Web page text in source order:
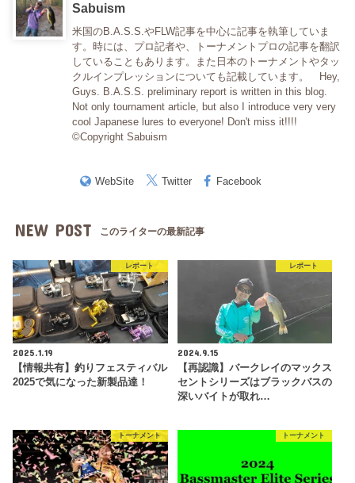
Sabuism
米国のB.A.S.S.やFLW記事を中心に記事を執筆していま
す。時には、プロ記者や、トーナメントプロの記事を翻訳
していることもあります。また日本のトーナメントやタッ
クルインプレッションについても記載しています。 Hey,
Guys. B.A.S.S. preliminary report is written in this blog.
Not only tournament article, but also I introduce very very
cool Japanese lures to everyone! Don't miss it!!!!
©Copyright Sabuism
WebSite Twitter Facebook
NEW POST このライターの最新記事
レポート
2025.1.19
【情報共有】釣りフェスティバル
2025で気になった新製品達！
レポート
2024.9.15
【再認識】バークレイのマックス
セントシリーズはブラックバスの
深いバイトが取れ…
トーナメント トーナメント